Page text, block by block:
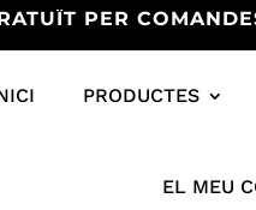
PER
PRODUCTES
EL MEU